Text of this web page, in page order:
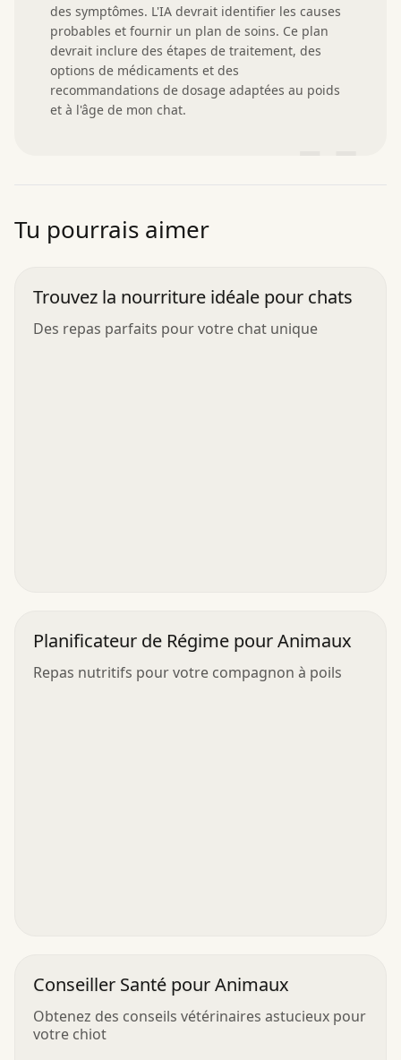
des symptômes. L'IA devrait identifier les causes
probables et fournir un plan de soins. Ce plan
devrait inclure des étapes de traitement, des
options de médicaments et des
recommandations de dosage adaptées au poids
et à l'âge de mon chat.
Tu pourrais aimer
Trouvez la nourriture idéale pour chats
Des repas parfaits pour votre chat unique
Planificateur de Régime pour Animaux
Repas nutritifs pour votre compagnon à poils
Conseiller Santé pour Animaux
Obtenez des conseils vétérinaires astucieux pour
votre chiot